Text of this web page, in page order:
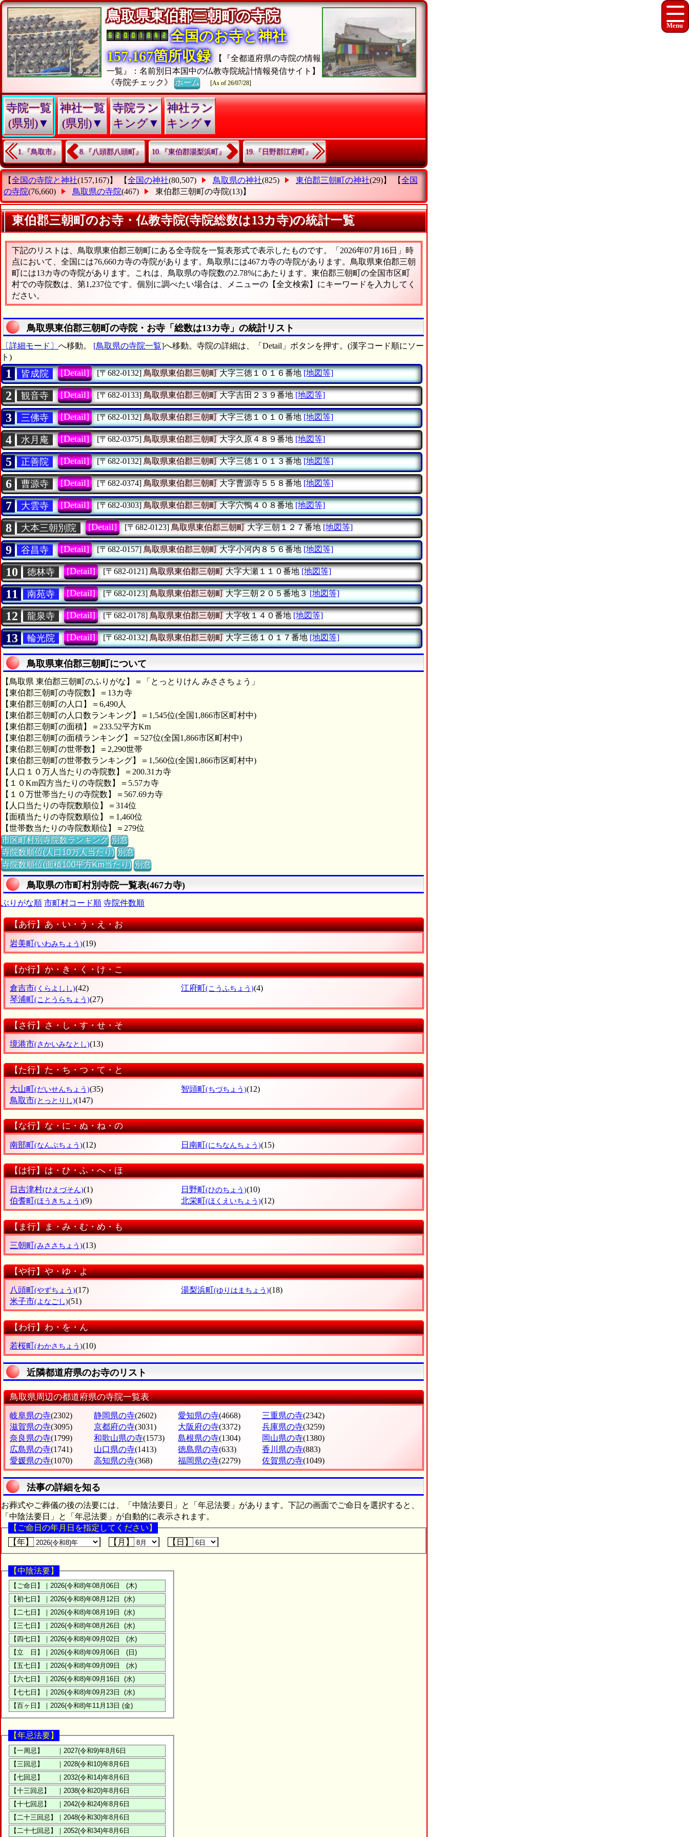
鳥取県東伯郡三朝町の寺院
全国のお寺と神社
157,167箇所収録
【『全都道府県の寺院の情報
一覧』：名前別日本国中の仏教寺院統計情報発信サイト】
《寺院チェック》ホーム [As of 26/07/28]
寺院一覧
(県別)▼
神社一覧
(県別)▼
寺院ラン
キング▼
神社ラン
キング▼
1.『鳥取市』 8.『八頭郡八頭町』 10.『東伯郡湯梨浜町』 19.『日野郡江府町』
【全国の寺院と神社(157,167)】 【全国の神社(80,507) 鳥取県の神社(825) 東伯郡三朝町の神社(29)】 【全国
の寺院(76,660) 鳥取県の寺院(467) 東伯郡三朝町の寺院(13)】
東伯郡三朝町のお寺・仏教寺院(寺院総数は13カ寺)の統計一覧
下記のリストは、鳥取県東伯郡三朝町にある全寺院を一覧表形式で表示したものです。「2026年07月16日」時
点において、全国には76,660カ寺の寺院があります。鳥取県には467カ寺の寺院があります。鳥取県東伯郡三朝
町には13カ寺の寺院があります。これは、鳥取県の寺院数の2.78%にあたります。東伯郡三朝町の全国市区町
村での寺院数は、第1,237位です。個別に調べたい場合は、メニューの【全文検索】にキーワードを入力してく
ださい。
鳥取県東伯郡三朝町の寺院・お寺「総数は13カ寺」の統計リスト
〔詳細モード〕 へ移動。 [鳥取県の寺院一覧]へ移動。寺院の詳細は、「Detail」ボタンを押す。(漢字コード順にソー
ト)
1 皆成院 [Detail] [〒682-0132] 鳥取県東伯郡三朝町大字三徳１０１６番地 [地図等]
2 観音寺 [Detail] [〒682-0133] 鳥取県東伯郡三朝町大字吉田２３９番地 [地図等]
3 三佛寺 [Detail] [〒682-0132] 鳥取県東伯郡三朝町大字三徳１０１０番地 [地図等]
4 水月庵 [Detail] [〒682-0375] 鳥取県東伯郡三朝町大字久原４８９番地 [地図等]
5 正善院 [Detail] [〒682-0132] 鳥取県東伯郡三朝町大字三徳１０１３番地 [地図等]
6 曹源寺 [Detail] [〒682-0374] 鳥取県東伯郡三朝町大字曹源寺５５８番地 [地図等]
7 大雲寺 [Detail] [〒682-0303] 鳥取県東伯郡三朝町大字穴鴨４０８番地 [地図等]
8 大本三朝別院 [Detail] [〒682-0123] 鳥取県東伯郡三朝町大字三朝１２７番地 [地図等]
9 谷昌寺 [Detail] [〒682-0157] 鳥取県東伯郡三朝町大字小河内８５６番地 [地図等]
10 徳林寺 [Detail] [〒682-0121] 鳥取県東伯郡三朝町大字大瀬１１０番地 [地図等]
11 南苑寺 [Detail] [〒682-0123] 鳥取県東伯郡三朝町大字三朝２０５番地３ [地図等]
12 龍泉寺 [Detail] [〒682-0178] 鳥取県東伯郡三朝町大字牧１４０番地 [地図等]
13 輪光院 [Detail] [〒682-0132] 鳥取県東伯郡三朝町大字三徳１０１７番地 [地図等]
鳥取県東伯郡三朝町について
【鳥取県 東伯郡三朝町のふりがな】＝「とっとりけん みささちょう」
【東伯郡三朝町の寺院数】＝13カ寺
【東伯郡三朝町の人口】＝6,490人
【東伯郡三朝町の人口数ランキング】＝1,545位(全国1,866市区町村中)
【東伯郡三朝町の面積】＝233.52平方Km
【東伯郡三朝町の面積ランキング】＝527位(全国1,866市区町村中)
【東伯郡三朝町の世帯数】＝2,290世帯
【東伯郡三朝町の世帯数ランキング】＝1,560位(全国1,866市区町村中)
【人口１０万人当たりの寺院数】＝200.31カ寺
【１０Km四方当たりの寺院数】＝5.57カ寺
【１０万世帯当たりの寺院数】＝567.69カ寺
【人口当たりの寺院数順位】＝314位
【面積当たりの寺院数順位】＝1,460位
【世帯数当たりの寺院数順位】＝279位
市区町村別寺院数ランキング 別窓
寺院数順位(人口10万人当たり) 別窓
寺院数順位(面積100平方Km当たり) 別窓
鳥取県の市町村別寺院一覧表(467カ寺)
ぶりがな順 市町村コード順 寺院件数順
【あ行】あ・い・う・え・お
岩美町(いわみちょう)(19)
【か行】か・き・く・け・こ
倉吉市(くらよしし)(42) 江府町(こうふちょう)(4)
琴浦町(ことうらちょう)(27)
【さ行】さ・し・す・せ・そ
境港市(さかいみなとし)(13)
【た行】た・ち・つ・て・と
大山町(だいせんちょう)(35) 智頭町(ちづちょう)(12)
鳥取市(とっとりし)(147)
【な行】な・に・ぬ・ね・の
南部町(なんぶちょう)(12) 日南町(にちなんちょう)(15)
【は行】は・ひ・ふ・へ・ほ
日吉津村(ひえづそん)(1) 日野町(ひのちょう)(10)
伯耆町(ほうきちょう)(9) 北栄町(ほくえいちょう)(12)
【ま行】ま・み・む・め・も
三朝町(みささちょう)(13)
【や行】や・ゆ・よ
八頭町(やずちょう)(17) 湯梨浜町(ゆりはまちょう)(18)
米子市(よなごし)(51)
【わ行】わ・を・ん
若桜町(わかさちょう)(10)
近隣都道府県のお寺のリスト
鳥取県周辺の都道府県の寺院一覧表
岐阜県の寺(2302) 静岡県の寺(2602) 愛知県の寺(4668) 三重県の寺(2342)
滋賀県の寺(3095) 京都府の寺(3031) 大阪府の寺(3372) 兵庫県の寺(3259)
奈良県の寺(1799) 和歌山県の寺(1573) 島根県の寺(1304) 岡山県の寺(1380)
広島県の寺(1741) 山口県の寺(1413) 徳島県の寺(633) 香川県の寺(883)
愛媛県の寺(1070) 高知県の寺(368) 福岡県の寺(2279) 佐賀県の寺(1049)
法事の詳細を知る
お葬式やご葬儀の後の法要には、「中陰法要日」と「年忌法要」があります。下記の画面でご命日を選択すると、
「中陰法要日」と「年忌法要」が自動的に表示されます。
【ご命日の年月日を指定してください】
【年】
【月】 【日】
【中陰法要】
【年忌法要】